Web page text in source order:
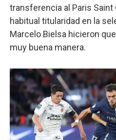
transferencia al Paris Saint
habitual titularidad en la
Marcelo Bielsa hicieron
muy buena manera.